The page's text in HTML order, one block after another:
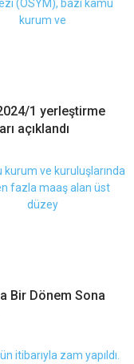
1 yerleştirme
açıklandı
Bir Dönem Sona